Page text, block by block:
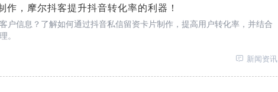
作，摩尔抖客提升抖音转化率的利器！
户信息？了解如何通过抖音私信留资卡片制作，提高用户转化率，并结合
。
新闻资讯